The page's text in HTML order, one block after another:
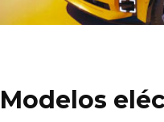
Modelos